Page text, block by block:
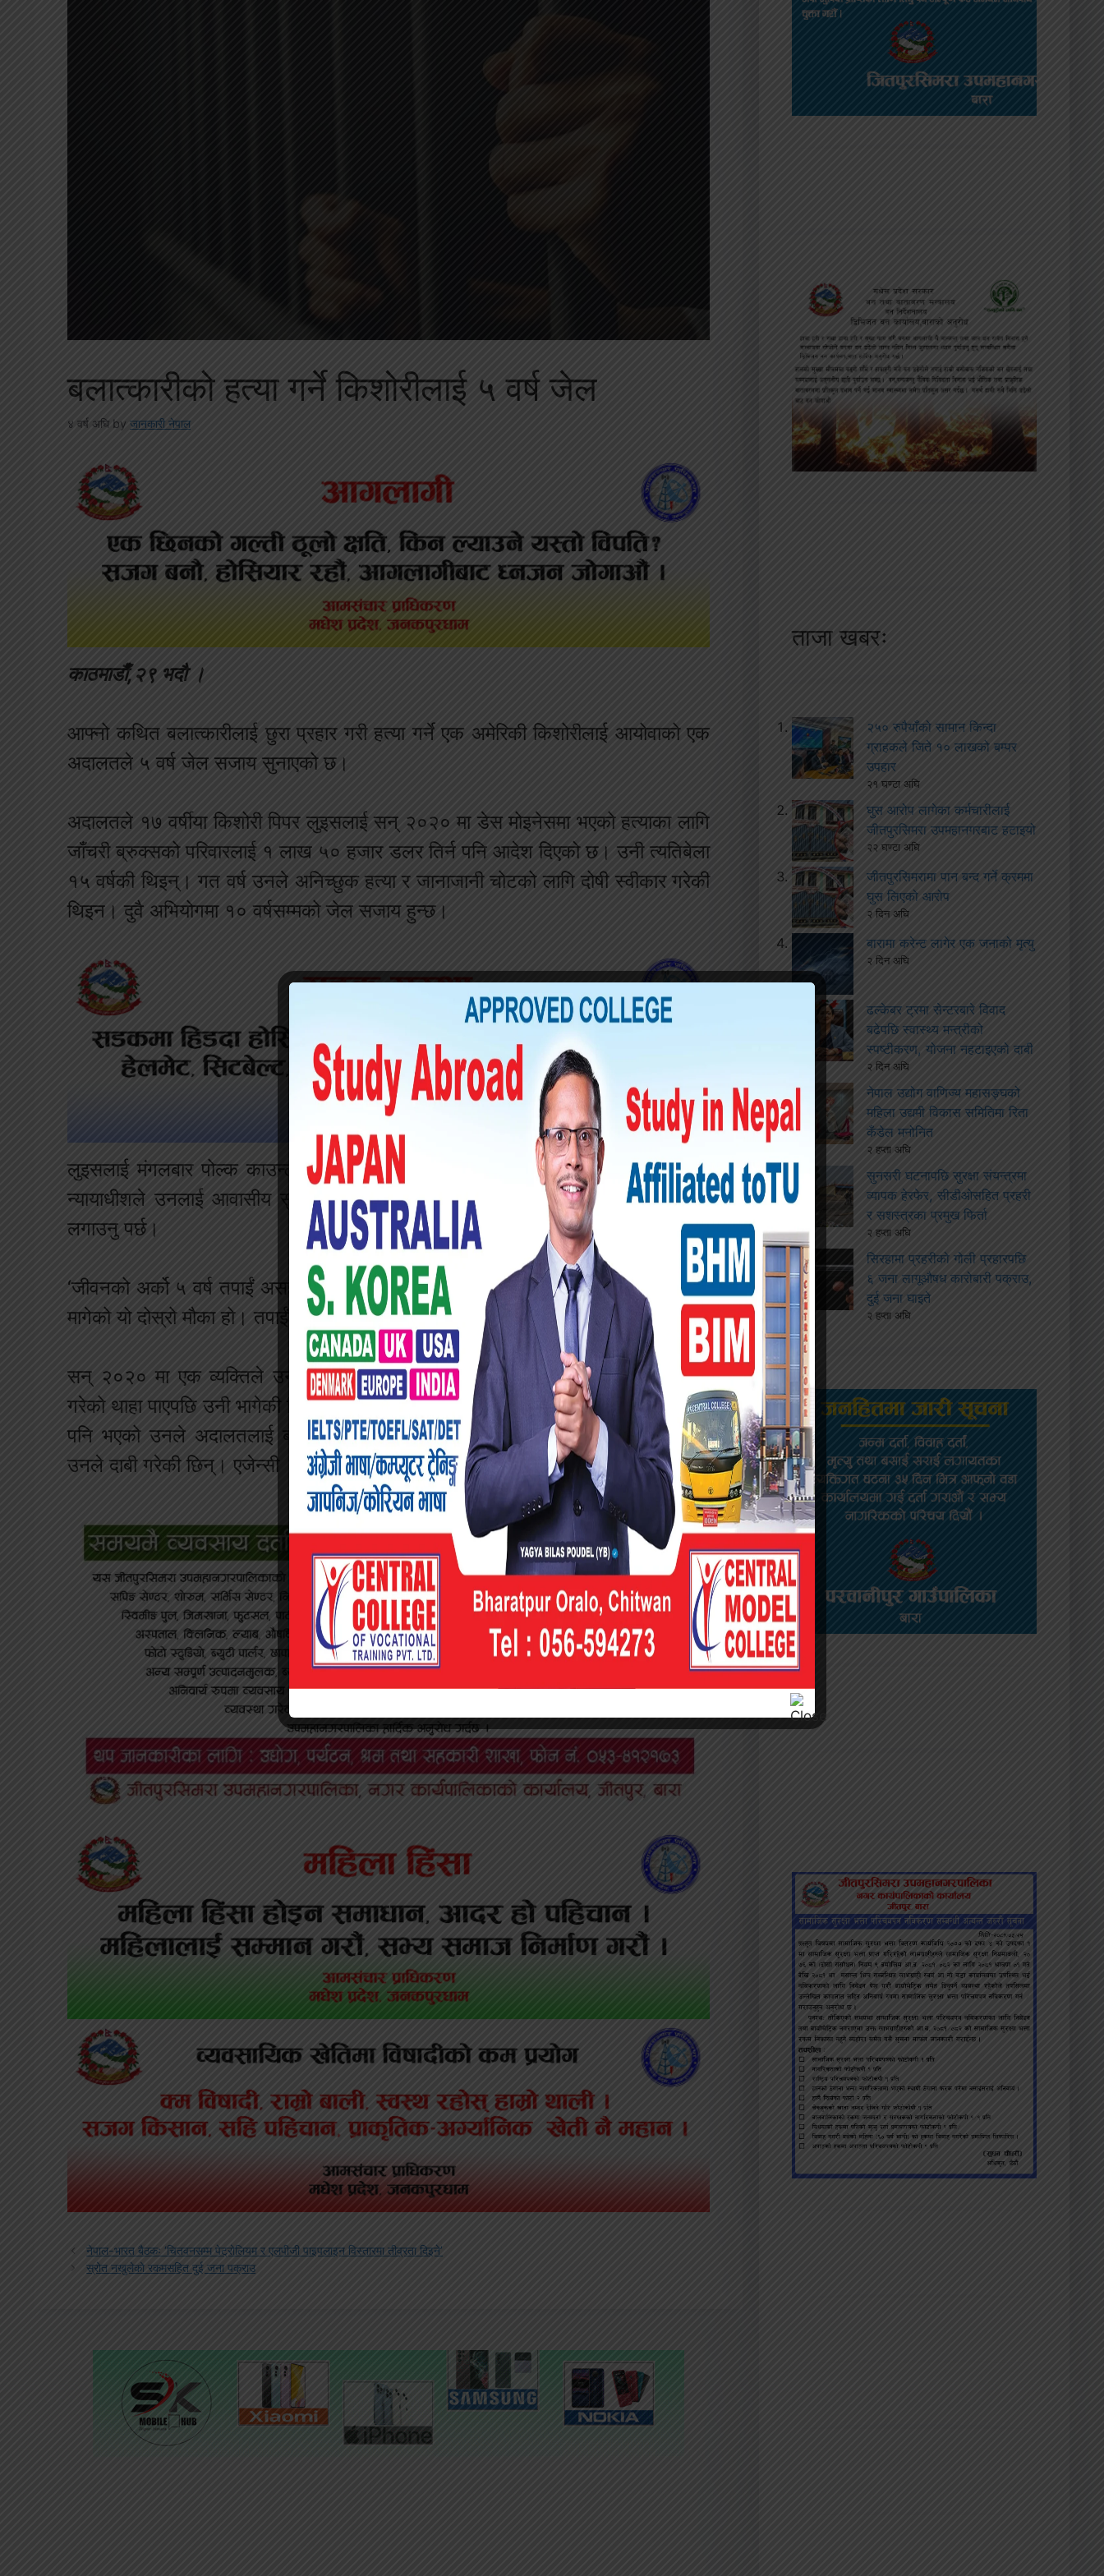
बलात्कारीको हत्या गर्ने किशोरीलाई ५ वर्ष जेल
४ वर्ष अघि by जानकारी नेपाल
काठमाडाैँ,२९ भदाै ।
आफ्नो कथित बलात्कारीलाई छुरा प्रहार गरी हत्या गर्ने एक अमेरिकी किशोरीलाई आयोवाको एक
अदालतले ५ वर्ष जेल सजाय सुनाएको छ।
अदालतले १७ वर्षीया किशोरी पिपर लुइसलाई सन् २०२० मा डेस मोइनेसमा भएको हत्याका लागि
जाँचरी ब्रुक्सको परिवारलाई १ लाख ५० हजार डलर तिर्न पनि आदेश दिएको छ। उनी त्यतिबेला
१५ वर्षकी थिइन्। गत वर्ष उनले अनिच्छुक हत्या र जानाजानी चोटको लागि दोषी स्वीकार गरेकी
थिइन। दुवै अभियोगमा १० वर्षसम्मको जेल सजाय हुन्छ।
लुइसलाई मंगलबार पोल्क काउन्टी जिल्ला न्यायाधीश डेभिड एम पोर्टरले सजाय सुनाएका हुन्।
न्यायाधीशले उनलाई आवासीय सुविधामा राख्न आदेश दिएका छन, जहाँ उनले ट्र्किङ उपकरण
लगाउनु पर्छ।
‘जीवनको अर्को ५ वर्ष तपाईं असहमत हुने नियम लागू हुनेछ। म पक्का छु’, पोर्टरले भने, ‘तपाईंले
मागेको यो दोस्रो मौका हो। तपाईंले तेस्रो मौका पाउनुहुन्न। ’
सन् २०२० मा एक व्यक्तिले उनलाई एउटा घर भित्र लगेर यौनका लागि अरूलाई बेचबिखन
गरेको थाहा पाएपछि उनी भागेकी थिइन्। आफूलाई बलात्कार गर्नेमध्ये एक जना ३७ वर्षीय ब्रुक्स
पनि भएको उनले अदालतलाई बताएकी छिन्। ब्रुक्सले आफूलाई धेरै पटक बलात्कार गरेको
उनले दाबी गरेकी छिन्। एजेन्सी
नेपाल-भारत बैठकः ‘चितवनसम्म पेट्रोलियम र एलपीजी पाइपलाइन विस्तारमा तीव्रता दिइने’
स्रोत नखुलेको रकमसहित दुई जना पक्राउ
ताजा खबरः
२५० रुपैयाँको सामान किन्दा
ग्राहकले जिते १० लाखको बम्पर
उपहार
२१ घण्टा अघि
घुस आरोप लागेका कर्मचारीलाई
जीतपुरसिमरा उपमहानगरबाट हटाइयो
२२ घण्टा अघि
जीतपुरसिमरामा पान बन्द गर्ने क्रममा
घुस लिएको आरोप
२ दिन अघि
बारामा करेन्ट लागेर एक जनाको मृत्यु
२ दिन अघि
ढल्केबर ट्रमा सेन्टरबारे विवाद
बढेपछि स्वास्थ्य मन्त्रीको
स्पष्टीकरण, योजना नहटाइएको दाबी
२ दिन अघि
नेपाल उद्योग वाणिज्य महासङ्घको
महिला उद्यमी विकास समितिमा रिता
कँडेल मनोनित
२ हप्ता अघि
सुनसरी घटनापछि सुरक्षा संयन्त्रमा
व्यापक हेरफेर, सीडीओसहित प्रहरी
र सशस्त्रका प्रमुख फिर्ता
२ हप्ता अघि
सिरहामा प्रहरीको गोली प्रहारपछि
६ जना लागूऔषध कारोबारी पक्राउ,
दुई जना घाइते
२ हप्ता अघि